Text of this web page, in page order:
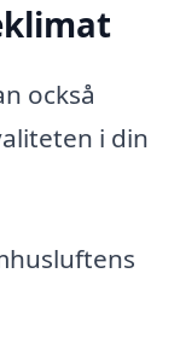
också
i din